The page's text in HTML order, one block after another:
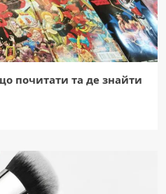
почитати та де знайти